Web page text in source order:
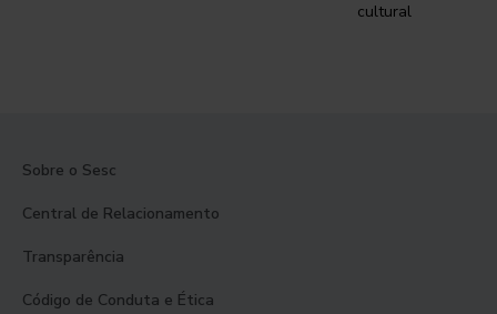
cultural
Sobre o Sesc
Central de Relacionamento
Transparência
Código de Conduta e Ética